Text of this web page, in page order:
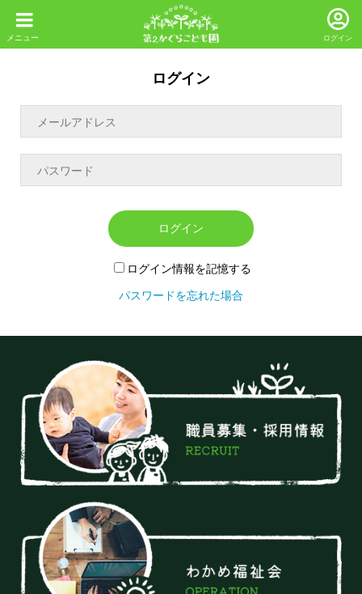
ログイン
ログイン
ログイン
ログイン情報を記憶する
パスワードを忘れた場合